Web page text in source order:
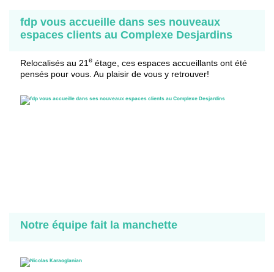
fdp vous accueille dans ses nouveaux
espaces clients au Complexe Desjardins
Relocalisés au 21 e étage, ces espaces accueillants ont été
pensés pour vous. Au plaisir de vous y retrouver!
Notre équipe fait la manchette